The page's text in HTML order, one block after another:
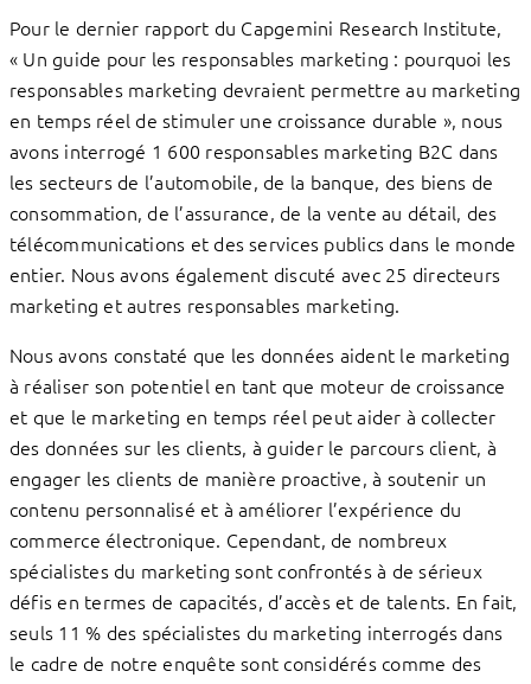
Pour le dernier rapport du Capgemini Research Institute,
« Un guide pour les responsables marketing : pourquoi les
responsables marketing devraient permettre au marketing
en temps réel de stimuler une croissance durable », nous
avons interrogé 1 600 responsables marketing B2C dans
les secteurs de l’automobile, de la banque, des biens de
consommation, de l’assurance, de la vente au détail, des
télécommunications et des services publics dans le monde
entier. Nous avons également discuté avec 25 directeurs
marketing et autres responsables marketing.
Nous avons constaté que les données aident le marketing
à réaliser son potentiel en tant que moteur de croissance
et que le marketing en temps réel peut aider à collecter
des données sur les clients, à guider le parcours client, à
engager les clients de manière proactive, à soutenir un
contenu personnalisé et à améliorer l’expérience du
commerce électronique. Cependant, de nombreux
spécialistes du marketing sont confrontés à de sérieux
défis en termes de capacités, d’accès et de talents. En fait,
seuls 11 % des spécialistes du marketing interrogés dans
le cadre de notre enquête sont considérés comme des